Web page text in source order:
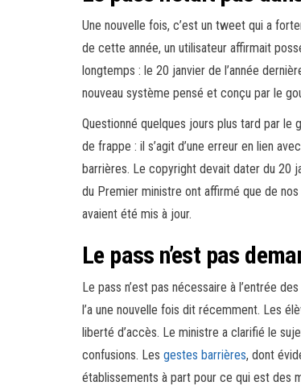
Une nouvelle fois, c’est un tweet qui a
de cette année, un utilisateur affirmait
longtemps : le 20 janvier de l’année
nouveau système pensé et conçu par le
Questionné quelques jours plus tard par le
de frappe : il s’agit d’une erreur en lien
barrières. Le copyright devait dater du 20
du Premier ministre ont affirmé que de
avaient été mis à jour.
Le pass n’est pas
Le pass n’est pas nécessaire à l’entrée
l’a une nouvelle fois dit récemment. Les
liberté d’accès. Le ministre a clarifié le
confusions. Les gestes barrières, dont
établissements à part pour ce qui est des